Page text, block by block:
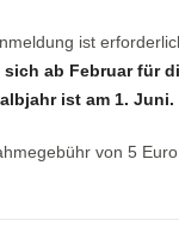
ist
ab Februar für
ist am 1. Juni.
von 5